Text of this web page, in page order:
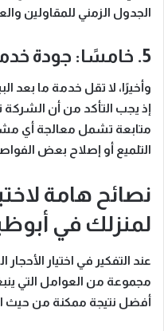
الجدول الزمني للمقاولين
5. خامسًا: جودة خدمة ما بعد البيع
وأخيرًا، لا تقل خدمة ما بعد
إذ يجب التأكد من أن
متابعة تشمل معالجة أي
التلميع أو إصلاح بعض
نصائح هامة
لمنزلك في
عند التفكير في اختيار
مجموعة من العوامل التي
أفضل نتيجة ممكنة من حيث